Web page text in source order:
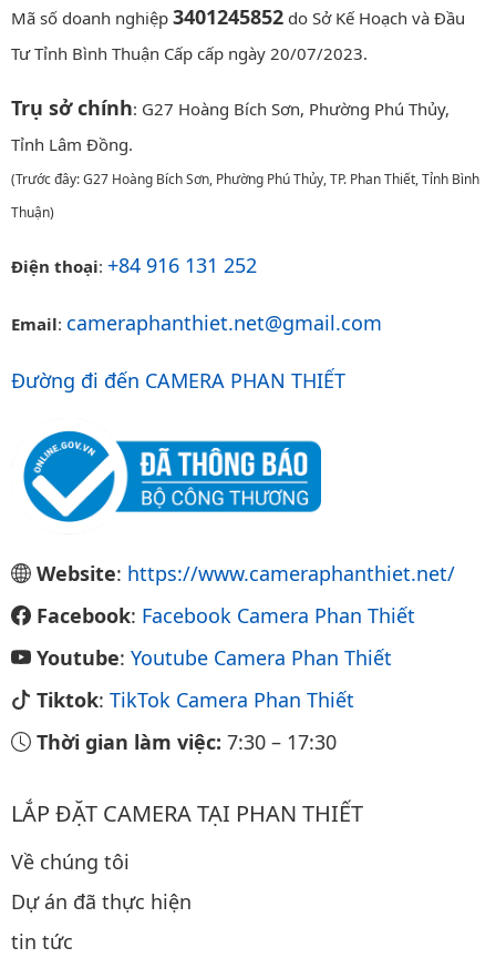
Mã số doanh nghiệp 3401245852 do Sở Kế Hoạch và Đầu
Tư Tỉnh Bình Thuận Cấp cấp ngày 20/07/2023.
Trụ sở chính: G27 Hoàng Bích Sơn, Phường Phú Thủy,
Tỉnh Lâm Đồng.
(Trước đây: G27 Hoàng Bích Sơn, Phường Phú Thủy, TP. Phan Thiết, Tỉnh Bình
Thuận)
Điện thoại: +84 916 131 252
Email: cameraphanthiet.net@gmail.com
Đường đi đến CAMERA PHAN THIẾT
Website: https://www.cameraphanthiet.net/
Facebook: Facebook Camera Phan Thiết
Youtube: Youtube Camera Phan Thiết
Tiktok: TikTok Camera Phan Thiết
Thời gian làm việc: 7:30 – 17:30
LẮP ĐẶT CAMERA TẠI PHAN THIẾT
Về chúng tôi
Dự án đã thực hiện
tin tức